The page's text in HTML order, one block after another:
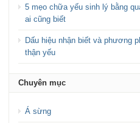
5 mẹo chữa yếu sinh lý bằng
ai cũng biết
Dấu hiệu nhận biết và phương
thận yếu
Chuyên mục
Á sừng